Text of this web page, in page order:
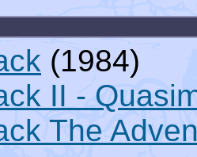
(1984)
II -
The